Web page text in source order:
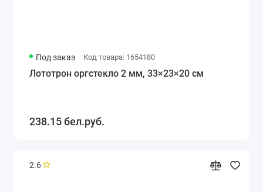
Под заказ Код товара: 1654180
Лототрон оргстекло 2 мм, 33×23×20 см
238.15 бел.руб.
2.6